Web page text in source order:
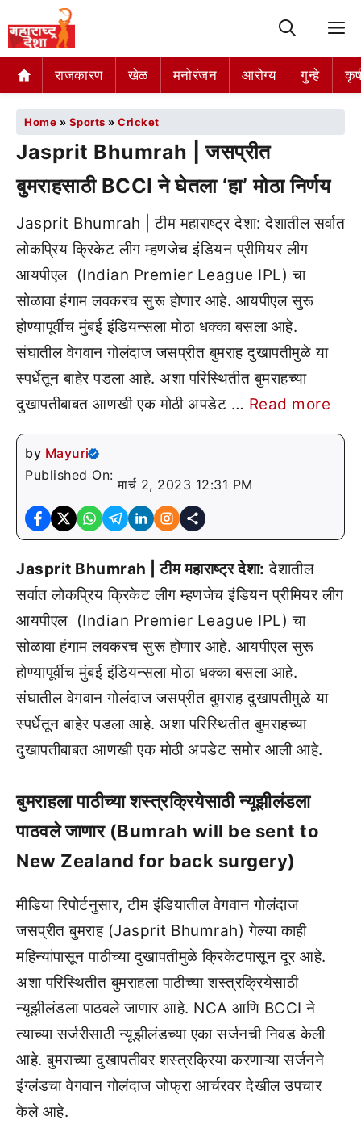
राजकारण खेळ मनोरंजन आरोग्य गुन्हे
Home » Sports » Cricket
Jasprit Bhumrah | जसप्रीत
बुमराहसाठी BCCI ने घेतला ‘हा’ मोठा निर्णय
Jasprit Bhumrah | टीम महाराष्ट्र देशा: देशातील सर्वात
लोकप्रिय क्रिकेट लीग म्हणजेच इंडियन प्रीमियर लीग
आयपीएल (Indian Premier League IPL) चा
सोळावा हंगाम लवकरच सुरू होणार आहे. आयपीएल सुरू
होण्यापूर्वीच मुंबई इंडियन्सला मोठा धक्का बसला आहे.
संघातील वेगवान गोलंदाज जसप्रीत बुमराह दुखापतीमुळे या
स्पर्धेतून बाहेर पडला आहे. अशा परिस्थितीत बुमराहच्या
दुखापतीबाबत आणखी एक मोठी अपडेट … Read more
by Mayuri
Published On:
मार्च 2, 2023 12:31 PM
Jasprit Bhumrah | टीम महाराष्ट्र देशा: देशातील
सर्वात लोकप्रिय क्रिकेट लीग म्हणजेच इंडियन प्रीमियर लीग
आयपीएल (Indian Premier League IPL) चा
सोळावा हंगाम लवकरच सुरू होणार आहे. आयपीएल सुरू
होण्यापूर्वीच मुंबई इंडियन्सला मोठा धक्का बसला आहे.
संघातील वेगवान गोलंदाज जसप्रीत बुमराह दुखापतीमुळे या
स्पर्धेतून बाहेर पडला आहे. अशा परिस्थितीत बुमराहच्या
दुखापतीबाबत आणखी एक मोठी अपडेट समोर आली आहे.
बुमराहला पाठीच्या शस्त्रक्रियेसाठी न्यूझीलंडला
पाठवले जाणार (Bumrah will be sent to
New Zealand for back surgery)
मीडिया रिपोर्टनुसार, टीम इंडियातील वेगवान गोलंदाज
जसप्रीत बुमराह (Jasprit Bhumrah) गेल्या काही
महिन्यांपासून पाठीच्या दुखापतीमुळे क्रिकेटपासून दूर आहे.
अशा परिस्थितीत बुमराहला पाठीच्या शस्त्रक्रियेसाठी
न्यूझीलंडला पाठवले जाणार आहे. NCA आणि BCCI ने
त्याच्या सर्जरीसाठी न्यूझीलंडच्या एका सर्जनची निवड केली
आहे. बुमराच्या दुखापतीवर शस्त्रक्रिया करणाऱ्या सर्जनने
इंग्लंडचा वेगवान गोलंदाज जोफ्रा आर्चरवर देखील उपचार
केले आहे.